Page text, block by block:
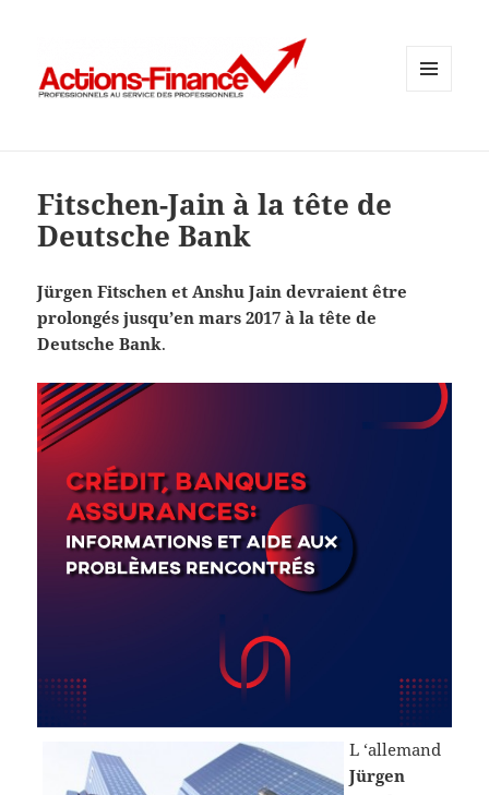
Fitschen-Jain à la tête de
Deutsche Bank
Jürgen Fitschen et Anshu Jain devraient être
prolongés jusqu’en mars 2017 à la tête de
Deutsche Bank.
L ‘allemand
Jürgen